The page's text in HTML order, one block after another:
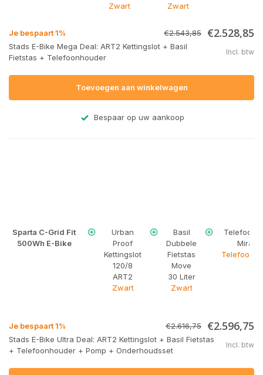
Zwart
Zwart
Je bespaart 1% €2.543,85 €2.528,85
Stads E-Bike Mega Deal: ART2 Kettingslot + Basil
Fietstas + Telefoonhouder
Incl. btw
Toevoegen aan winkelwagen
Bespaar op uw aankoop
Sparta C-Grid Fit
500Wh E-Bike
Urban
Proof
Kettingslot
120/8
ART2
Zwart
Basil
Dubbele
Fietstas
Move
30 Liter
Zwart
Je bespaart 1% €2.616,75 €2.596,75
Stads E-Bike Ultra Deal: ART2 Kettingslot + Basil Fietstas
+ Telefoonhouder + Pomp + Onderhoudsset
Incl. btw